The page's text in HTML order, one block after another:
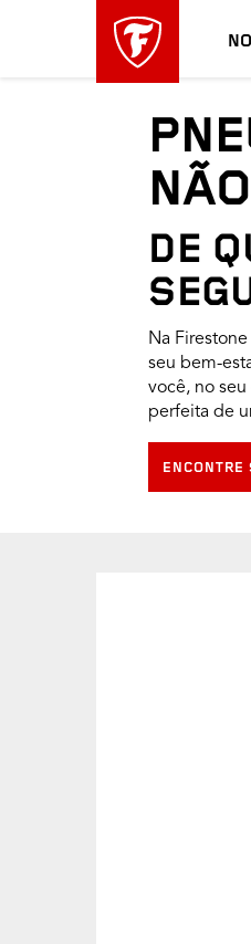
DE
Na
seu bem-
você, no
perfeita de
ENCONTRE